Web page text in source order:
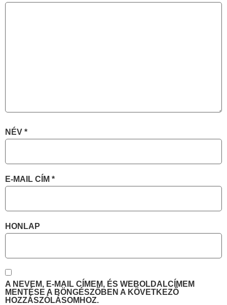
NÉV *
E-MAIL CÍM *
HONLAP
A NEVEM, E-MAIL CÍMEM, ÉS WEBOLDALCÍMEM
MENTÉSE A BÖNGÉSZŐBEN A KÖVETKEZŐ
HOZZÁSZÓLÁSOMHOZ.